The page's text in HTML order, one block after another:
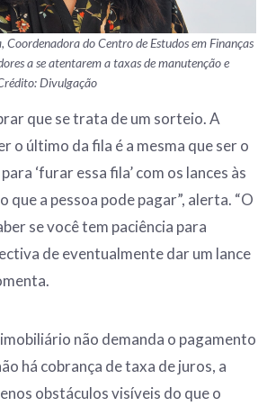
Coordenadora do Centro de Estudos em Finanças
a se atentarem a taxas de manutenção e
Divulgação
que se trata de um sorteio. A
o último da fila é a mesma que ser o
‘furar essa fila’ com os lances às
que a pessoa pode pagar”, alerta. “O
se você tem paciência para
de eventualmente dar um lance
não demanda o pagamento
há cobrança de taxa de juros, a
obstáculos visíveis do que o